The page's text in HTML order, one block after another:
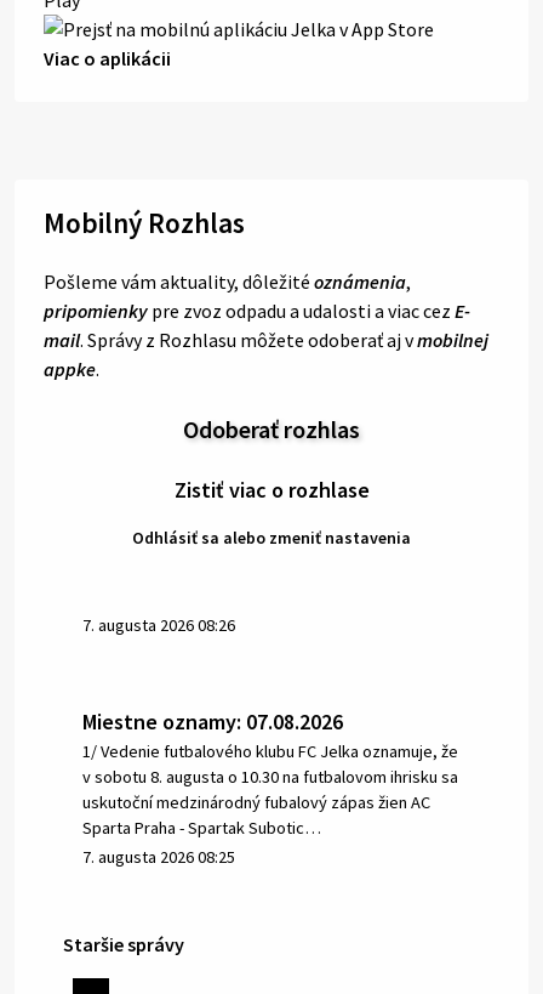
Viac o aplikácii
Mobilný Rozhlas
Pošleme vám aktuality, dôležité oznámenia,
pripomienky pre zvoz odpadu a udalosti a viac cez E-
mail. Správy z Rozhlasu môžete odoberať aj vmobilnej
appke.
Odoberať rozhlas
Zistiť viac o rozhlase
Odhlásiť sa alebo zmeniť nastavenia
7. augusta 2026 08:26
Miestne oznamy: 07.08.2026
1/ Vedenie futbalového klubu FC Jelka oznamuje, že
v sobotu 8. augusta o 10.30 na futbalovom ihrisku sa
uskutoční medzinárodný fubalový zápas žien AC
Sparta Praha - Spartak Subotic…
7. augusta 2026 08:25
6. augusta 2026 08:13
Staršie správy